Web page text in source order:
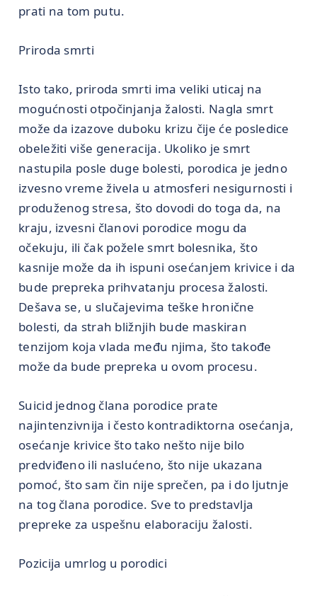
prati na tom putu.
Priroda smrti
Isto tako, priroda smrti ima veliki uticaj na
mogućnosti otpočinjanja žalosti. Nagla smrt
može da izazove duboku krizu čije će posledice
obeležiti više generacija. Ukoliko je smrt
nastupila posle duge bolesti, porodica je jedno
izvesno vreme živela u atmosferi nesigurnosti i
produženog stresa, što dovodi do toga da, na
kraju, izvesni članovi porodice mogu da
očekuju, ili čak požele smrt bolesnika, što
kasnije može da ih ispuni osećanjem krivice i da
bude prepreka prihvatanju procesa žalosti.
Dešava se, u slučajevima teške hronične
bolesti, da strah bližnjih bude maskiran
tenzijom koja vlada među njima, što takođe
može da bude prepreka u ovom procesu.
Suicid jednog člana porodice prate
najintenzivnija i često kontradiktorna osećanja,
osećanje krivice što tako nešto nije bilo
predviđeno ili naslućeno, što nije ukazana
pomoć, što sam čin nije sprečen, pa i do ljutnje
na tog člana porodice. Sve to predstavlja
prepreke za uspešnu elaboraciju žalosti.
Pozicija umrlog u porodici